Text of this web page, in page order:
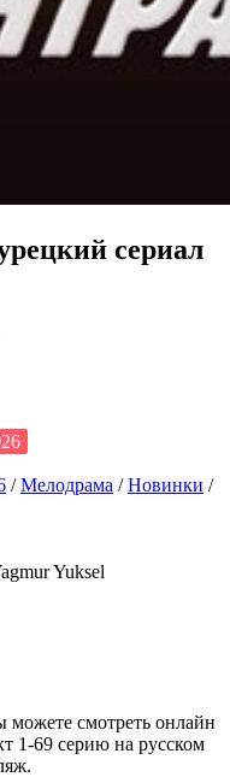
сериал
/Мелодрама /Новинки /
Yuksel
можете смотреть онлайн
1-69 серию на русском